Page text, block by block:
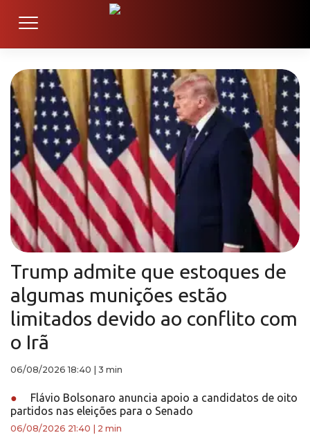
Trump admite que estoques de
algumas munições estão
limitados devido ao conflito com
o Irã
06/08/2026 18:40 3 min
●
Flávio Bolsonaro anuncia apoio a candidatos de oito
partidos nas eleições para o Senado
06/08/2026 21:40 2 min